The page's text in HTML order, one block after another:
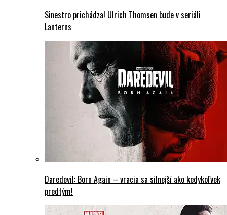
Sinestro prichádza! Ulrich Thomsen bude v seriáli
Lanterns
Daredevil: Born Again – vracia sa silnejší ako kedykoľvek
predtým!